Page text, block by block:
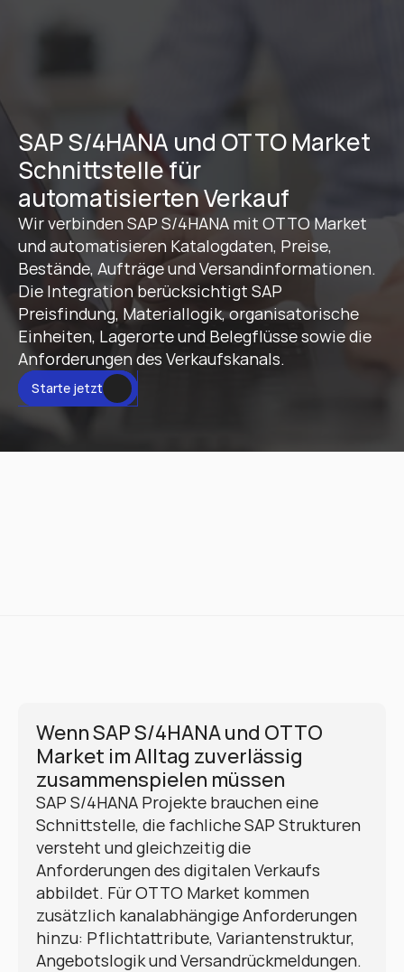
SAP S/4HANA und OTTO Market
Schnittstelle für
automatisierten Verkauf
Wir verbinden SAP S/4HANA mit OTTO Market
und automatisieren Katalogdaten, Preise,
Bestände, Aufträge und Versandinformationen.
Die Integration berücksichtigt SAP
Preisfindung, Materiallogik, organisatorische
Einheiten, Lagerorte und Belegflüsse sowie die
Anforderungen des Verkaufskanals.
Starte jetzt
Wenn SAP S/4HANA und OTTO
Market im Alltag zuverlässig
zusammenspielen müssen
SAP S/4HANA Projekte brauchen eine
Schnittstelle, die fachliche SAP Strukturen
versteht und gleichzeitig die
Anforderungen des digitalen Verkaufs
abbildet. Für OTTO Market kommen
zusätzlich kanalabhängige Anforderungen
hinzu: Pflichtattribute, Variantenstruktur,
Angebotslogik und Versandrückmeldungen.